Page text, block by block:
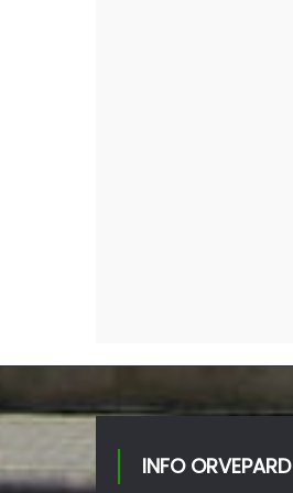
INFO ORVEPARD